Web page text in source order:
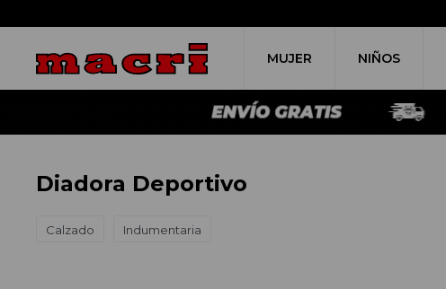
MUJER NIÑOS
Diadora Deportivo
Calzado Indumentaria